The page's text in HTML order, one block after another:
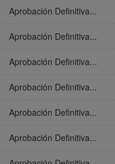
Aprobación Definitiva...
Aprobación Definitiva...
Aprobación Definitiva...
Aprobación Definitiva...
Aprobación Definitiva...
Aprobación Definitiva...